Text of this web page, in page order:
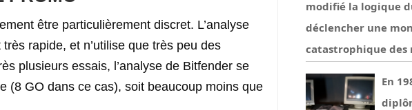
être particulièrement discret. L’analyse
rapide, et n’utilise que très peu des
plusieurs essais, l’analyse de Bitfender se
(8 GO dans ce cas), soit beaucoup moins que
modifié la logique
déclencher une
catastrophique des
En